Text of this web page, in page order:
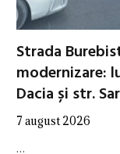
Strada
modernizare:
Dacia și str.
7 august 2026
…